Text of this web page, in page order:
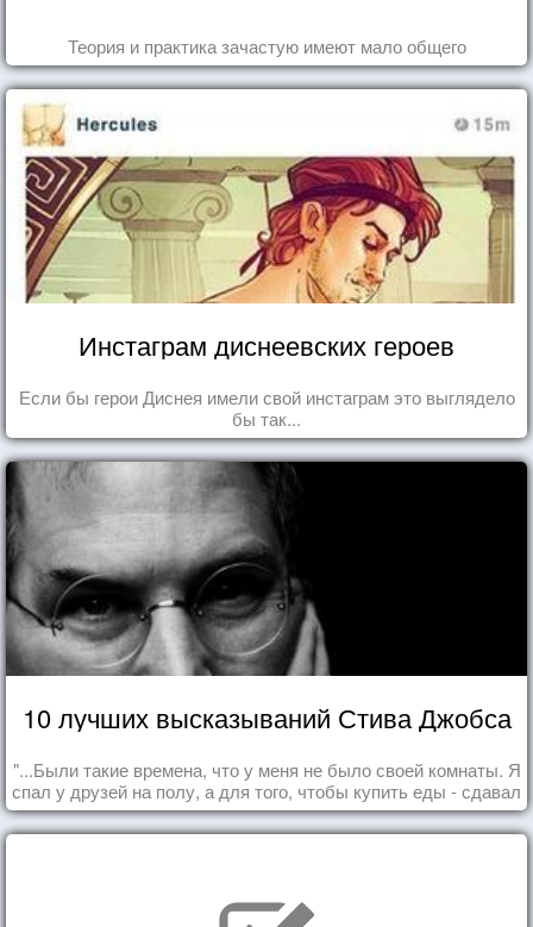
Теория и практика зачастую имеют мало общего
Инстаграм диснеевских героев
Если бы герои Диснея имели свой инстаграм это выглядело
бы так...
10 лучших высказываний Стива Джобса
"...Были такие времена, что у меня не было своей комнаты. Я
спал у друзей на полу, а для того, чтобы купить еды - сдавал
бутылки из под кока-колы"